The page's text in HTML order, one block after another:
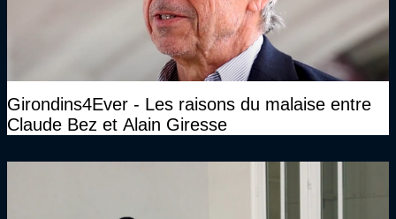
Girondins4Ever - Les raisons du malaise entre
Claude Bez et Alain Giresse